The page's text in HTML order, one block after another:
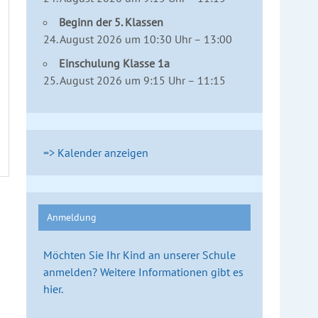
Beginn der 5. Klassen
24. August 2026 um 10:30 Uhr – 13:00
Einschulung Klasse 1a
25. August 2026 um 9:15 Uhr – 11:15
=> Kalender anzeigen
Anmeldung
Möchten Sie Ihr Kind an unserer Schule
anmelden? Weitere Informationen gibt es
hier.